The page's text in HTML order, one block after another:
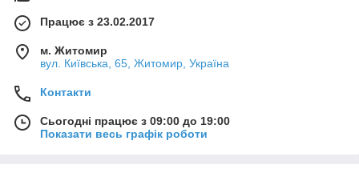
Працює з 23.02.2017
м. Житомир
вул. Київська, 65, Житомир, Україна
Контакти
Сьогодні працює з 09:00 до 19:00
Показати весь графік роботи